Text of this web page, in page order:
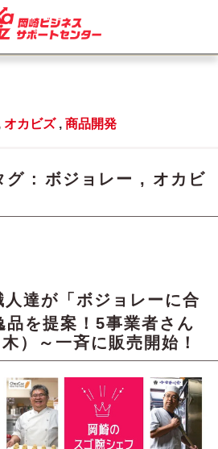
オカビズ, 商品開発
グ : ボジョレー , オカビ
人達が「ボジョレーに合
品を提案！5事業者さん
）～一斉に販売開始！